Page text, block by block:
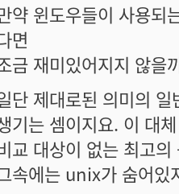
약 윈도우들이 사용
면
금 재미있어지지 않을
단 제대로된 의미의
기는 셈이지요. 이 대
교 대상이 없는 최고
속에는 unix가 숨어있